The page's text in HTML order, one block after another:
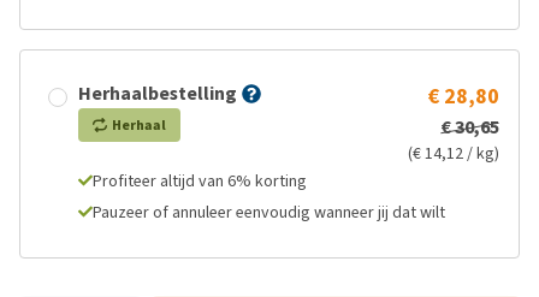
Herhaalbestelling
Herhaal
€ 28,80
€ 30,65
(€ 14,12 / kg)
Profiteer altijd van 6% korting
Pauzeer of annuleer eenvoudig wanneer jij dat wilt